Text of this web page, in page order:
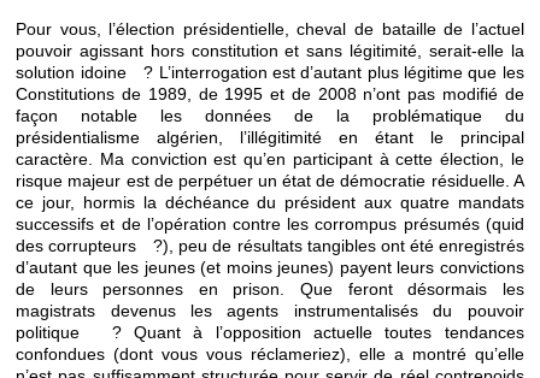
Pour vous, l’élection présidentielle, cheval de bataille de l’actuel
pouvoir agissant hors constitution et sans légitimité, serait-elle la
solution idoine ? L’interrogation est d’autant plus légitime que les
Constitutions de 1989, de 1995 et de 2008 n’ont pas modifié de
façon notable les données de la problématique du
présidentialisme algérien, l’illégitimité en étant le principal
caractère. Ma conviction est qu’en participant à cette élection, le
risque majeur est de perpétuer un état de démocratie résiduelle. A
ce jour, hormis la déchéance du président aux quatre mandats
successifs et de l’opération contre les corrompus présumés (quid
des corrupteurs ?), peu de résultats tangibles ont été enregistrés
d’autant que les jeunes (et moins jeunes) payent leurs convictions
de leurs personnes en prison. Que feront désormais les
magistrats devenus les agents instrumentalisés du pouvoir
politique ? Quant à l’opposition actuelle toutes tendances
confondues (dont vous vous réclameriez), elle a montré qu’elle